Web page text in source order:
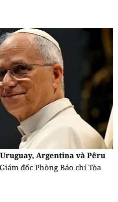
Argentina và Pêru
đốc Phòng Báo chí Tòa